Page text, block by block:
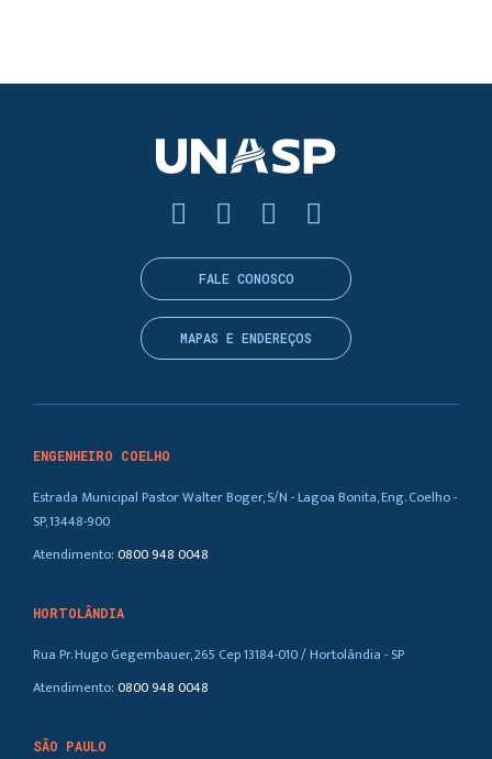
ENGENHEIRO COELHO
Estrada Municipal Pastor Walter Boger, S/N - Lagoa Bonita, Eng. Coelho -
SP, 13448-900
Atendimento:0800 948 0048
HORTOLÂNDIA
Rua Pr. Hugo Gegembauer, 265 Cep 13184-010 / Hortolândia - SP
Atendimento:0800 948 0048
SÃO PAULO
FALE CONOSCO
MAPAS E ENDEREÇOS